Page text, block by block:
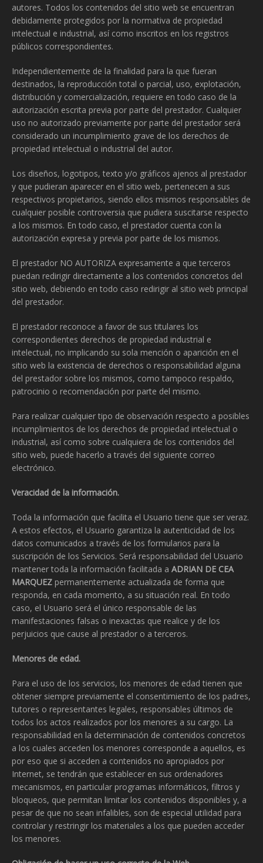
autores. Todos los contenidos del sitio web se encuentran
debidamente protegidos por la normativa de propiedad
intelectual e industrial, así como inscritos en los registros
públicos correspondientes.
Independientemente de la finalidad para la que fueran
destinados, la reproducción total o parcial, uso, explotación,
distribución y comercialización, requiere en todo caso de la
autorización escrita previa por parte del prestador. Cualquier
uso no autorizado previamente por parte del prestador será
considerado un incumplimiento grave de los derechos de
propiedad intelectual o industrial del autor.
Los diseños, logotipos, texto y/o gráficos ajenos al prestador
y que pudieran aparecer en el sitio web, pertenecen a sus
respectivos propietarios, siendo ellos mismos responsables de
cualquier posible controversia que pudiera suscitarse respecto
a los mismos. En todo caso, el prestador cuenta con la
autorización expresa y previa por parte de los mismos.
El prestador NO AUTORIZA expresamente a que terceros
puedan redirigir directamente a los contenidos concretos del
sitio web, debiendo en todo caso redirigir al sitio web principal
del prestador.
El prestador reconoce a favor de sus titulares los
correspondientes derechos de propiedad industrial e
intelectual, no implicando su sola mención o aparición en el
sitio web la existencia de derechos o responsabilidad alguna
del prestador sobre los mismos, como tampoco respaldo,
patrocinio o recomendación por parte del mismo.
Para realizar cualquier tipo de observación respecto a posibles
incumplimientos de los derechos de propiedad intelectual o
industrial, así como sobre cualquiera de los contenidos del
sitio web, puede hacerlo a través del siguiente correo
electrónico.
Veracidad de la información.
Toda la información que facilita el Usuario tiene que ser veraz.
A estos efectos, el Usuario garantiza la autenticidad de los
datos comunicados a través de los formularios para la
suscripción de los Servicios. Será responsabilidad del Usuario
mantener toda la información facilitada a ADRIAN DE CEA
MARQUEZ permanentemente actualizada de forma que
responda, en cada momento, a su situación real. En todo
caso, el Usuario será el único responsable de las
manifestaciones falsas o inexactas que realice y de los
perjuicios que cause al prestador o a terceros.
Menores de edad.
Para el uso de los servicios, los menores de edad tienen que
obtener siempre previamente el consentimiento de los padres,
tutores o representantes legales, responsables últimos de
todos los actos realizados por los menores a su cargo. La
responsabilidad en la determinación de contenidos concretos
a los cuales acceden los menores corresponde a aquellos, es
por eso que si acceden a contenidos no apropiados por
Internet, se tendrán que establecer en sus ordenadores
mecanismos, en particular programas informáticos, filtros y
bloqueos, que permitan limitar los contenidos disponibles y, a
pesar de que no sean infalibles, son de especial utilidad para
controlar y restringir los materiales a los que pueden acceder
los menores.